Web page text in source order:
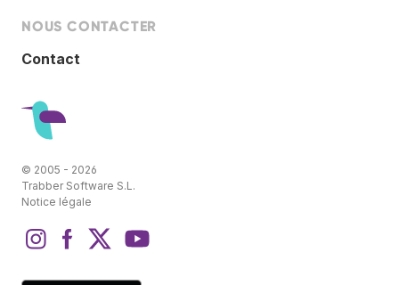
NOUS CONTACTER
Contact
© 2005 - 2026
Trabber Software S.L.
Notice légale